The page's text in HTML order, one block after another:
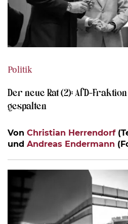
Politik
Der neue Rat (2): AfD-
gespalten
Von Christian Herrendorf
und Andreas Endermann